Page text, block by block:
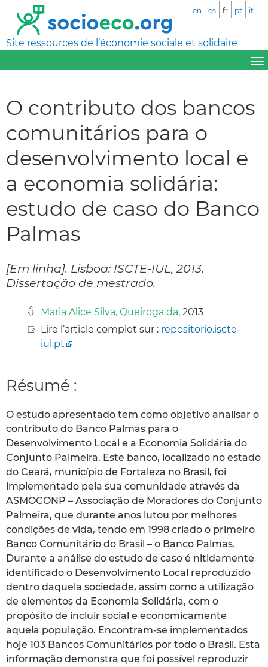
Site ressources de l’économie sociale et solidaire
en es fr pt it
O contributo dos bancos
comunitários para o
desenvolvimento local e
a economia solidária:
estudo de caso do Banco
Palmas
[Em linha]. Lisboa: ISCTE-IUL, 2013.
Dissertação de mestrado.
Maria Alice Silva, Queiroga da, 2013
Lire l’article complet sur : repositorio.iscte-
iul.pt
Résumé :
O estudo apresentado tem como objetivo analisar o
contributo do Banco Palmas para o
Desenvolvimento Local e a Economia Solidária do
Conjunto Palmeira. Este banco, localizado no estado
do Ceará, município de Fortaleza no Brasil, foi
implementado pela sua comunidade através da
ASMOCONP – Associação de Moradores do Conjunto
Palmeira, que durante anos lutou por melhores
condições de vida, tendo em 1998 criado o primeiro
Banco Comunitário do Brasil – o Banco Palmas.
Durante a análise do estudo de caso é nitidamente
identificado o Desenvolvimento Local reproduzido
dentro daquela sociedade, assim como a utilização
de elementos da Economia Solidária, com o
propósito de incluir social e economicamente
aquela população. Encontram-se implementados
hoje 103 Bancos Comunitários por todo o Brasil. Esta
informação demonstra que foi possível reproduzir